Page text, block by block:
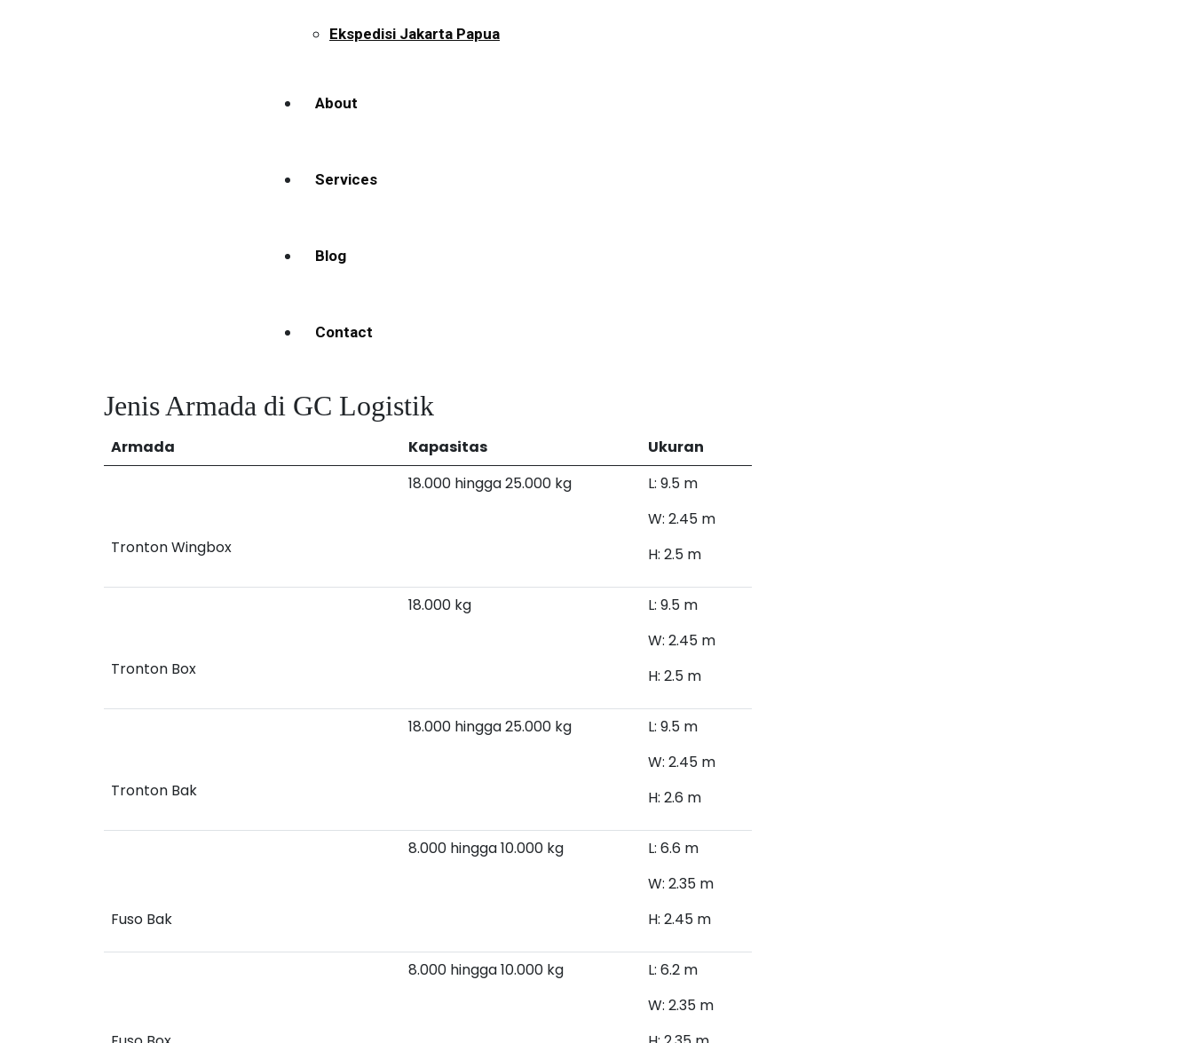
Ekspedisi Jakarta Papua
About
Services
Blog
Contact
Jenis Armada di GC Logistik
Armada Kapasitas Ukuran
Tronton Wingbox
18.000 hingga 25.000 kg
L: 9.5 m
W: 2.45 m
H: 2.5 m
Tronton Box
18.000 kg
L: 9.5 m
W: 2.45 m
H: 2.5 m
Tronton Bak
18.000 hingga 25.000 kg
L: 9.5 m
W: 2.45 m
H: 2.6 m
Fuso Bak
8.000 hingga 10.000 kg
L: 6.6 m
W: 2.35 m
H: 2.45 m
8.000 hingga 10.000 kg
L: 6.2 m
W: 2.35 m